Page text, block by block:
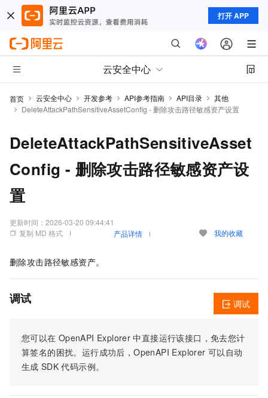
打开 APP
云安全中心
首页 云安全中心 开发参考 API参考指南 API目录
其他
DeleteAttackPathSensitiveAssetConfig - 删除攻击路径敏感资产设置
DeleteAttackPathSensitiveAsset
Config - 删除攻击路径敏感资产设
置
更新时间： 2026-03-20 09:44:41
复制 MD 格式
产品详情 我的收藏
删除攻击路径敏感资产。
调试
您可以在 OpenAPI Explorer 中直接运行该接口，免去您计
算签名的困扰。运行成功后，OpenAPI Explorer 可以自动
生成 SDK 代码示例。
调试